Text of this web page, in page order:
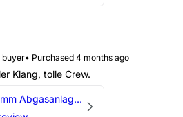
buyer• Purchased 4 months ago
Klang, tolle Crew.
3,5" 90mm Abgasanlage AUDI RSQ3 DNWA 2.5 TFSI